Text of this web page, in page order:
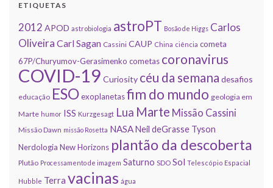
ETIQUETAS
2012 APOD astrobiologia astroPT Bosão de Higgs Carlos
Oliveira Carl Sagan Cassini CAUP China ciência cometa
67P/Churyumov-Gerasimenko cometas coronavirus
COVID-19 Curiosity céu da semana desafios
educação ESOexoplanetasfim do mundo geologia em
Marte humor ISS Kurzgesagt Lua Marte Missão Cassini
Missão Dawn missão Rosetta NASANeil deGrasse Tyson
Nerdologia New Horizons plantão da descoberta
Plutão Processamento de imagem Saturno SDO Sol Telescópio Espacial
Hubble Terra vacinas água